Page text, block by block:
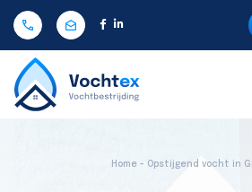
Home - Opstijgend vocht in